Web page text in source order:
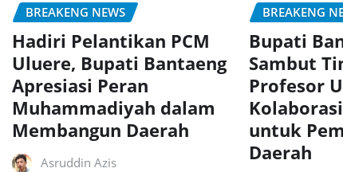
BREAKENG NEWS
Hadiri Pelantikan PCM
Uluere, Bupati Bantaeng
Apresiasi Peran
Muhammadiyah dalam
Membangun Daerah
Asruddin Azis
BREAKENG
Bupati
Sambut
Profesor
untuk
Daerah